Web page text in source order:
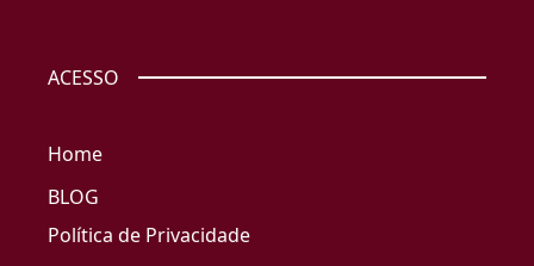
ACESSO
Home
BLOG
Política de Privacidade